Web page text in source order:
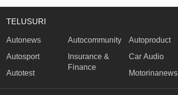
TELUSURI
Autonews
Autosport
Autotest
Autocommunity
Insurance &
Finance
Autoproduct
Car Audio
Motorinanews